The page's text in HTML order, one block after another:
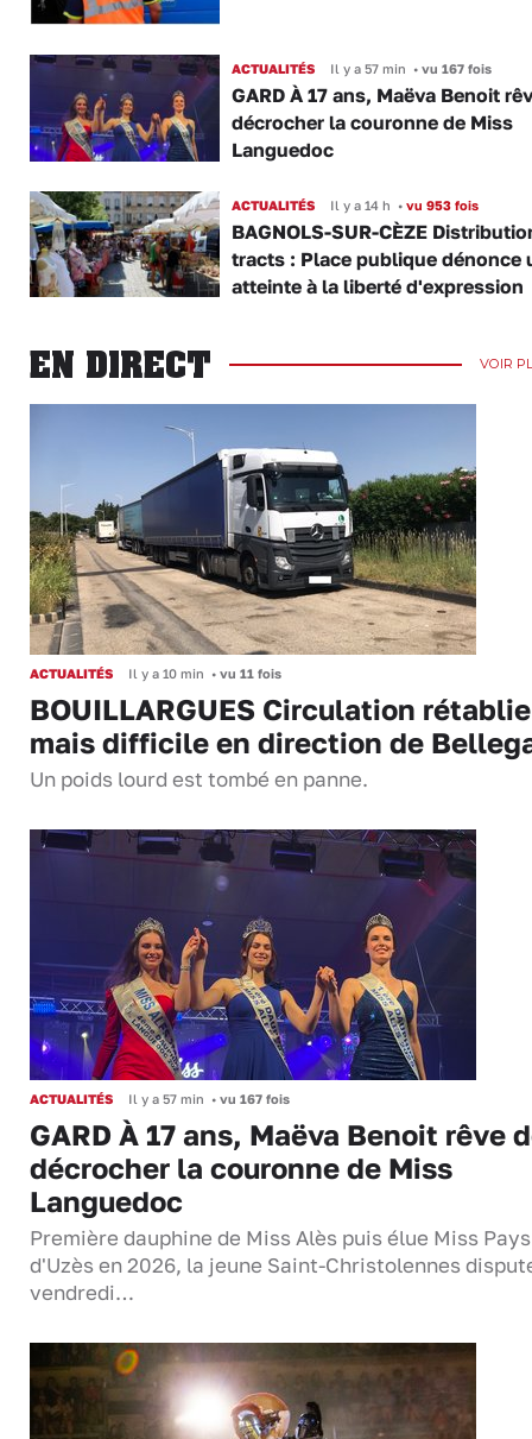
ACTUALITÉS Il y a 57 min •vu 167 fois
GARD À 17 ans, Maëva Benoit
décrocher la couronne de Miss
Languedoc
ACTUALITÉS Il y a 14 h •vu 953 fois
BAGNOLS-SUR-CÈZE
tracts : Place publique dénonce
atteinte à la liberté d'expression
EN DIRECT VOIR
ACTUALITÉS Il y a 10 min • vu 11 fois
BOUILLARGUES Circulation rétablie
mais difficile en direction de
Un poids lourd est tombé en panne.
ACTUALITÉS Il y a 57 min • vu 167 fois
GARD À 17 ans, Maëva Benoit rêve
décrocher la couronne de Miss
Languedoc
Première dauphine de Miss Alès puis élue Miss Pays
d'Uzès en 2026, la jeune Saint-Christolennes
vendredi…